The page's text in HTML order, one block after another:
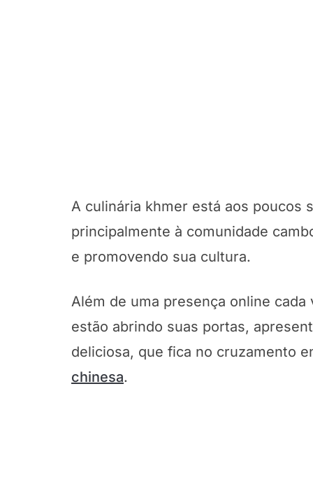
A culinária khmer está aos poucos
principalmente à comunidade
e promovendo sua cultura.
Além de uma presença online
estão abrindo suas portas,
deliciosa, que fica no cruzamento
chinesa.